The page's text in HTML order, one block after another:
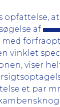
opfattelse, at
af
med
vinklet
viser
et par